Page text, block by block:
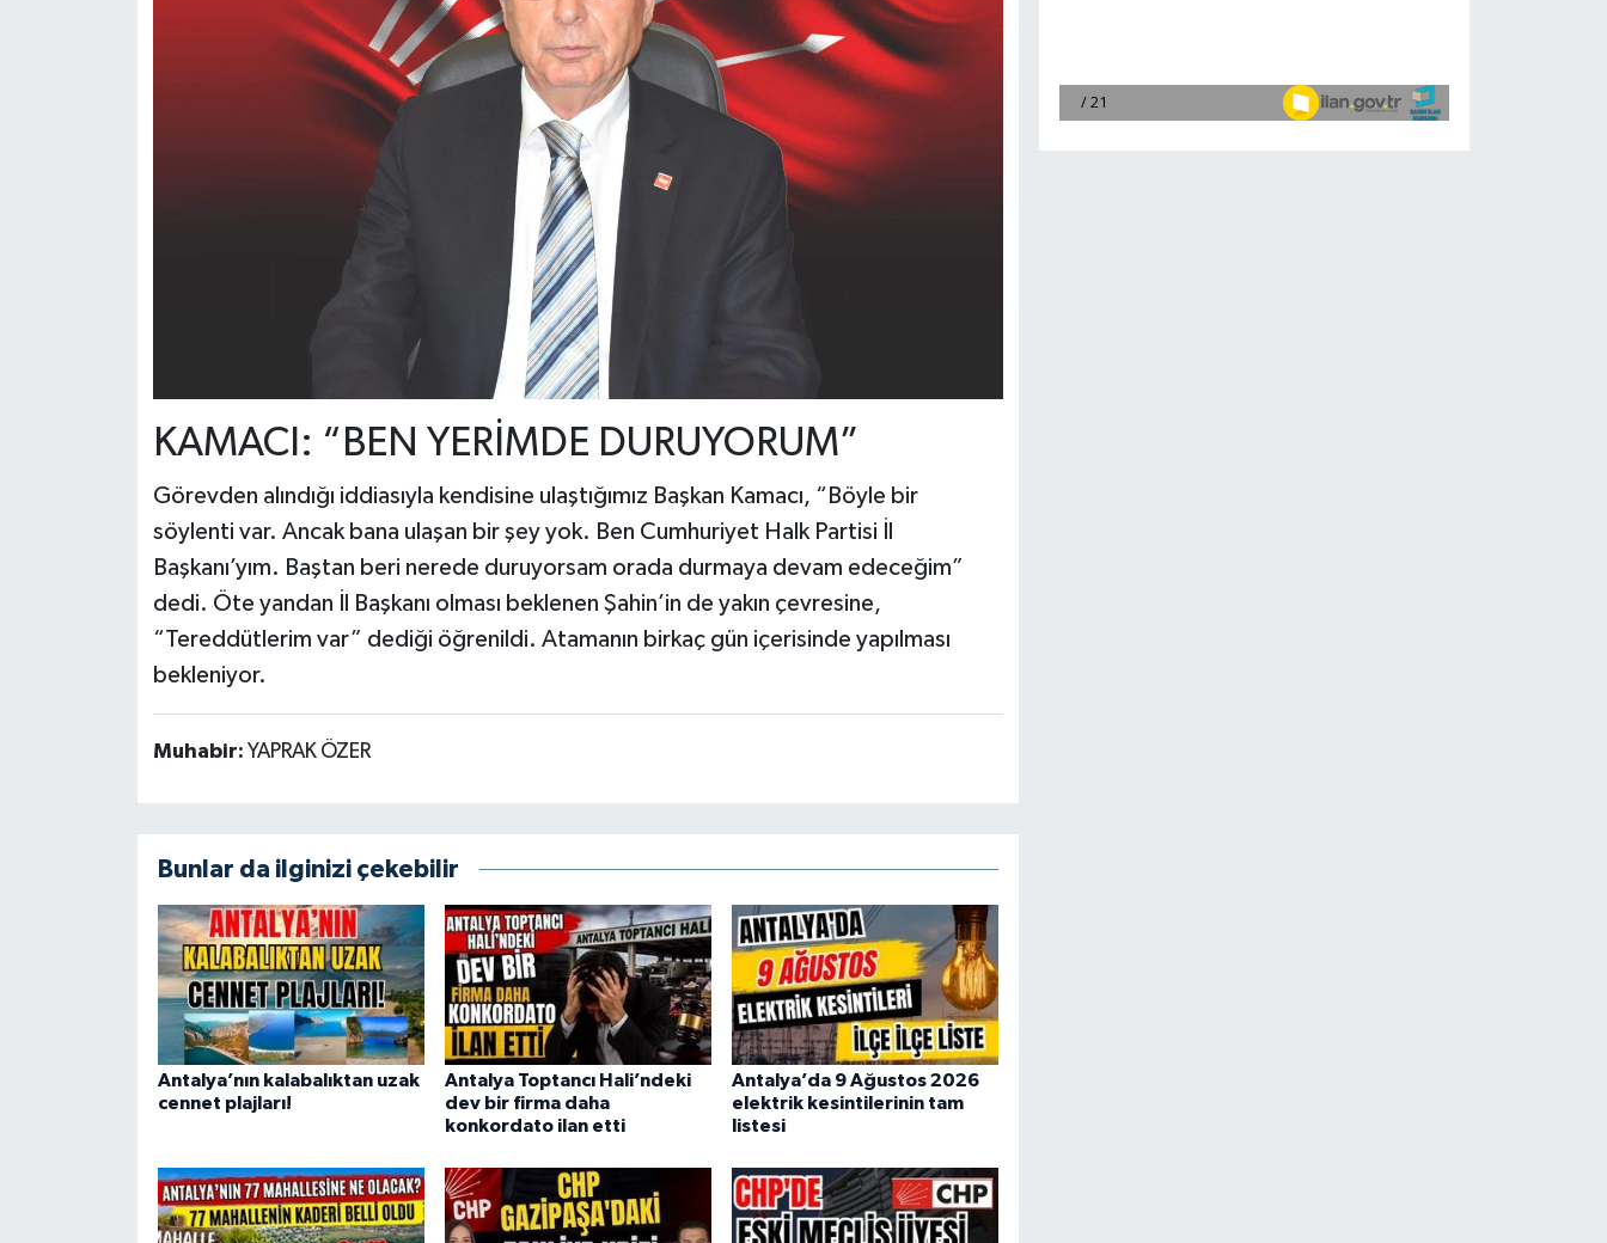
KAMACI: “BEN YERİMDE DURUYORUM”
Görevden alındığı iddiasıyla kendisine ulaştığımız Başkan Kamacı, “Böyle bir
söylenti var. Ancak bana ulaşan bir şey yok. Ben Cumhuriyet Halk Partisi İl
Başkanı’yım. Baştan beri nerede duruyorsam orada durmaya devam edeceğim”
dedi. Öte yandan İl Başkanı olması beklenen Şahin’in de yakın çevresine,
“Tereddütlerim var” dediği öğrenildi. Atamanın birkaç gün içerisinde yapılması
bekleniyor.
Muhabir: YAPRAK ÖZER
Bunlar da ilginizi çekebilir
Antalya’nın kalabalıktan uzak
cennet plajları!
Antalya Toptancı Hali’ndeki
dev bir firma daha
konkordato ilan etti
Antalya’da 9 Ağustos 2026
elektrik kesintilerinin tam
listesi